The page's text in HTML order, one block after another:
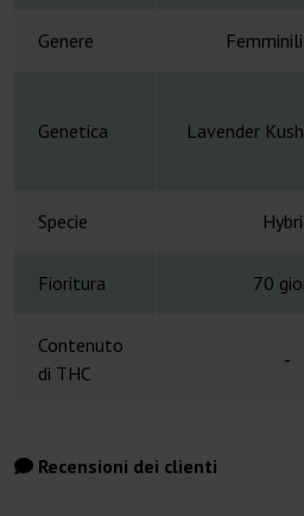
Genere
Genetica Lavender
Specie
Fioritura 70
Contenuto
di THC
-
Recensioni dei clienti